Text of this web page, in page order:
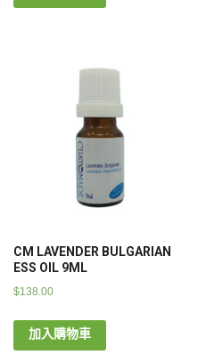
CM LAVENDER BULGARIAN
ESS OIL 9ML
$138.00
加入購物車